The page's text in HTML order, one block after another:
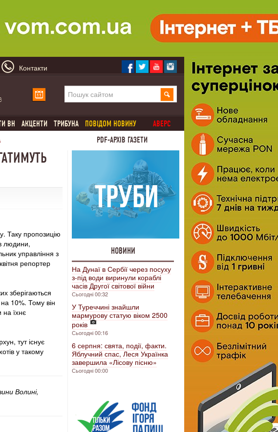
Контакти
ВН АКЦЕНТИ ТРИБУНА ПОВІДОМ НОВИНУ
АВЕРС
PDF-АРХІВ ГАЗЕТИ
Таку пропозицію
людини,
управління з
репортер
зберігаються
10%. Тому він
їхнє
тут існує
у такому
Волині,
НОВИНИ
На Дунаї в Сербії через посуху
з-під води виринули кораблі
часів Другої світової війни
Сьогодні 00:32
У Туреччині знайшли
мармурову статую віком 2500
років
Сьогодні 00:16
6 серпня: свята, події, факти.
Яблучний спас, Леся Українка
завершила «Лісову пісню»
Сьогодні 00:00